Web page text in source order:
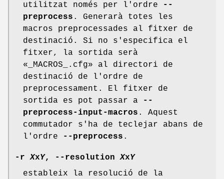
utilitzat només per l'ordre
--
preprocess . Generarà totes les
macros preprocessades al fitxer de
destinació. Si no s'especifica el
fitxer, la sortida serà
«_MACROS_.cfg» al directori de
destinació de l'ordre de
preprocessament. El fitxer de
sortida es pot passar a
--
preprocess-input-macros . Aquest
commutador s'ha de teclejar abans de
l'ordre
--preprocess .
-rXxY, --resolutionXxY
estableix la resolució de la